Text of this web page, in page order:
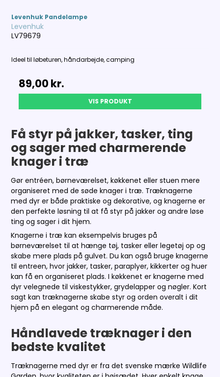
Levenhuk Pandelampe
Levenhuk
LV79679
Ideel til løbeturen, håndarbejde, camping
89,00 kr.
VIS PRODUKT
Få styr på jakker, tasker, ting
og sager med charmerende
knager i træ
Gør entréen, børneværelset, køkkenet eller stuen mere
organiseret med de søde knager i træ. Træknagerne
med dyr er både praktiske og dekorative, og knagerne er
den perfekte løsning til at få styr på jakker og andre løse
ting og sager i dit hjem.
Knagerne i træ kan eksempelvis bruges på
børneværelset til at hænge tøj, tasker eller legetøj op og
skabe mere plads på gulvet. Du kan også bruge knagerne
til entreen, hvor jakker, tasker, paraplyer, kikkerter og huer
kan få en organiseret plads. I køkkenet er knagerne med
dyr velegnede til viskestykker, grydelapper og nøgler. Kort
sagt kan træknagerne skabe styr og orden overalt i dit
hjem på en elegant og charmerende måde.
Håndlavede træknager i den
bedste kvalitet
Træknagerne med dyr er fra det svenske mærke Wildlife